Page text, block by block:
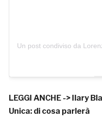
LEGGI ANCHE -> Ilary
Unica: di cosa parlerà